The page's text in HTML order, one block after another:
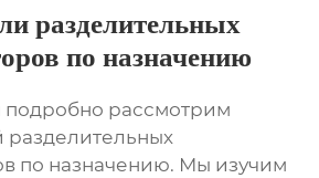
разделительных
по назначению
подробно рассмотрим
разделительных
по назначению. Мы изучим